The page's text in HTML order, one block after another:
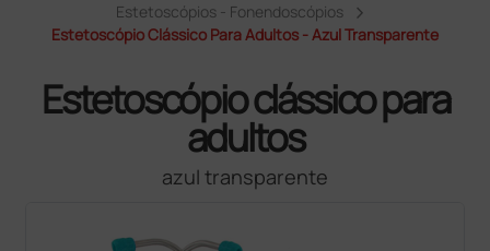
Estetoscópios - Fonendoscópios
Estetoscópio Clássico Para Adultos - Azul Transparente
Estetoscópio clássico para
adultos
azul transparente